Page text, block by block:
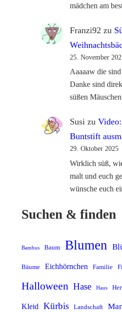
mädchen am
Franzi92 zu
25. November
Aaaaaw die
Danke sind
süßen Mäuschen
Susizu
Buntstift
29. Oktober 2025
Wirklich süß,
malt und euch
wünsche euch
Suchen & finden
Bambus Baum Blumen
Bäume Eichhörnchen Familie
Halloween Hase Haus
Kleid Kürbis Landschaft